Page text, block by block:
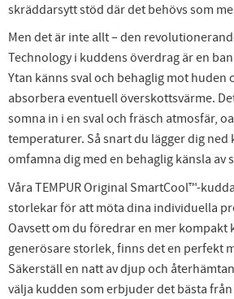
skräddarsytt stöd där det behövs som
Men det är inte allt – den
Technology i kuddens överdrag är en
Ytan känns sval och behaglig mot huden
absorbera eventuell överskottsvärme.
somna in i en sval och fräsch atmosfär,
temperaturer. Så snart du lägger dig
omfamna dig med en behaglig känsla av
Våra TEMPUR Original SmartCool™-
storlekar för att möta dina individuella
Oavsett om du föredrar en mer kompakt
generösare storlek, finns det en perfekt
Säkerställ en natt av djup och
välja kudden som erbjuder det bästa